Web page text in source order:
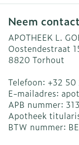
Neem
APOTHEEK L.
Oostendestraat
8820 Torhout
Telefoon: +32 50
E-mailadres:
APB nummer:
Apotheek
BTW nummer: